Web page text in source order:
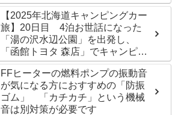
【2025年北海道キャンピングカー
旅】20日目 4泊お世話になった
「湯の沢水辺公園」を出発し、
「函館トヨタ 森店」でキャンピン
グカーのオイル交換完了！今日は
伊達市の「徳舜瞥山麓キャンプ
場」へ
FFヒーターの燃料ポンプの振動音
が気になる方におすすめの「防振
ゴム」 「カチカチ」という機械
音は別対策が必要です